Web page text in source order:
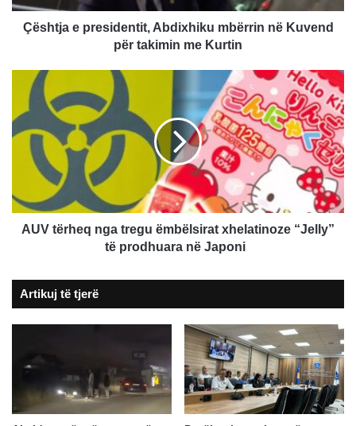
takimin
meÇështja e presidentit, Abdixhiku mbërrin në Kuvend
për takimin me Kurtin
tërheq
nga
tregu
ëmbëlsirat
xhelatinoze
të
prodhuara
AUV tërheq nga tregu ëmbëlsirat xhelatinoze “Jelly”
të prodhuara në Japoni
Artikuj të tjerë